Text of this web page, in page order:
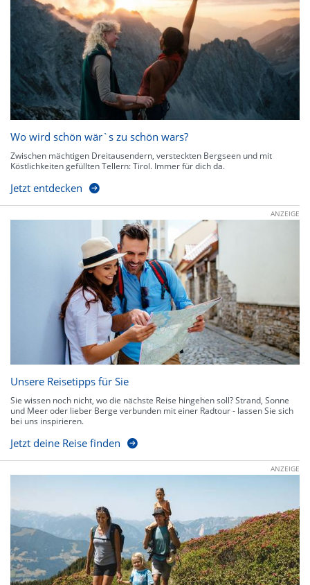
Wo wird schön wär`s zu schön wars?
Zwischen mächtigen Dreitausendern, versteckten Bergseen und mit
Köstlichkeiten gefüllten Tellern: Tirol. Immer für dich da.
Jetzt entdecken
ANZEIGE
Unsere Reisetipps für Sie
Sie wissen noch nicht, wo die nächste Reise hingehen soll? Strand, Sonne
und Meer oder lieber Berge verbunden mit einer Radtour - lassen Sie sich
bei uns inspirieren.
Jetzt deine Reise finden
ANZEIGE